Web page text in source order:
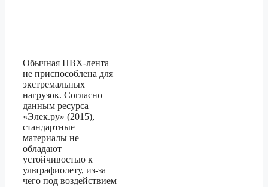
Обычная ПВХ-лента
не приспособлена для
экстремальных
нагрузок. Согласно
данным ресурса
«Элек.ру» (2015),
стандартные
материалы не
обладают
устойчивостью к
ультрафиолету, из-за
чего под воздействием